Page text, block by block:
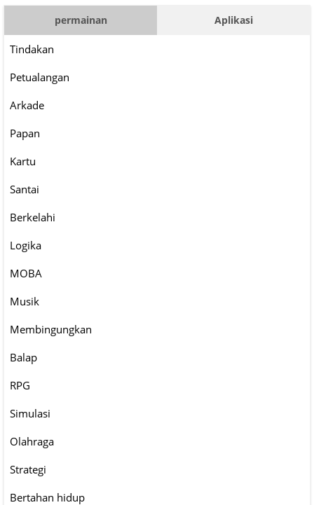
permainan Aplikasi
Tindakan
Petualangan
Arkade
Papan
Kartu
Santai
Berkelahi
Logika
MOBA
Musik
Membingungkan
Balap
RPG
Simulasi
Olahraga
Strategi
Bertahan hidup